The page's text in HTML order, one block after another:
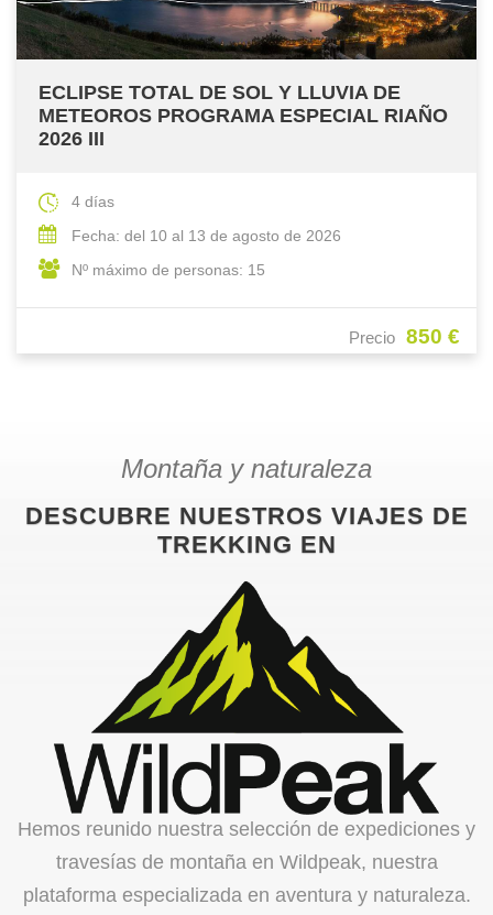
ECLIPSE TOTAL DE SOL Y LLUVIA DE
METEOROS PROGRAMA ESPECIAL RIAÑO
2026 III
Precio 850 €
4 días
Fecha: del 10 al 13 de agosto de 2026
Nº máximo de personas: 15
Montaña y naturaleza
DESCUBRE NUESTROS VIAJES DE
TREKKING EN
Hemos reunido nuestra selección de expediciones y
travesías de montaña en Wildpeak, nuestra
plataforma especializada en aventura y naturaleza.